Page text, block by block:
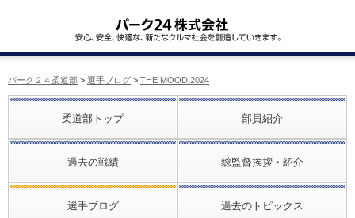
パーク２４柔道部 > 選手ブログ > THE MOOD 2024
柔道部トップ 部員紹介
過去の戦績 総監督挨拶・紹介
選手ブログ 過去のトピックス